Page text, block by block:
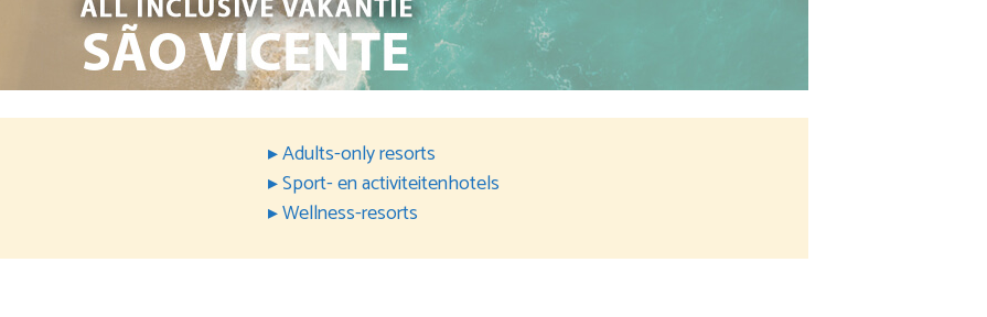
▸ Adults-only resorts
▸ Sport- en activiteitenhotels
▸ Wellness-resorts